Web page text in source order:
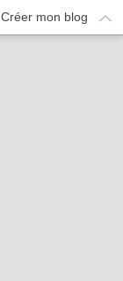
Créer mon blog